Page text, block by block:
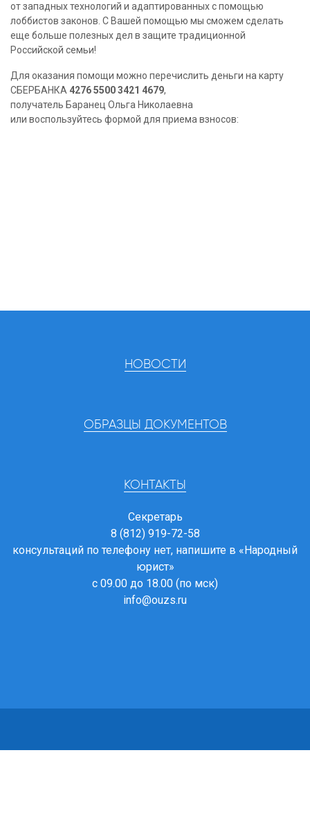
от западных технологий и адаптированных с помощью
лоббистов законов. С Вашей помощью мы сможем сделать
еще больше полезных дел в защите традиционной
Российской семьи!
Для оказания помощи можно перечислить деньги на карту
СБЕРБАНКА 4276 5500 3421 4679,
получатель Баранец Ольга Николаевна
или воспользуйтесь формой для приема взносов:
НОВОСТИ
ОБРАЗЦЫ ДОКУМЕНТОВ
КОНТАКТЫ
Секретарь
8 (812) 919-72-58
консультаций по телефону нет, напишите в «Народный
юрист»
с 09.00 до 18.00 (по мск)
info@ouzs.ru